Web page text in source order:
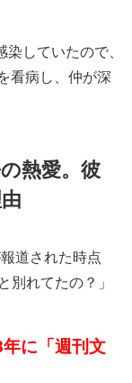
していたので、
看病し、仲が深
熱愛。彼
道された時点
別れてたの？」
に「週刊文